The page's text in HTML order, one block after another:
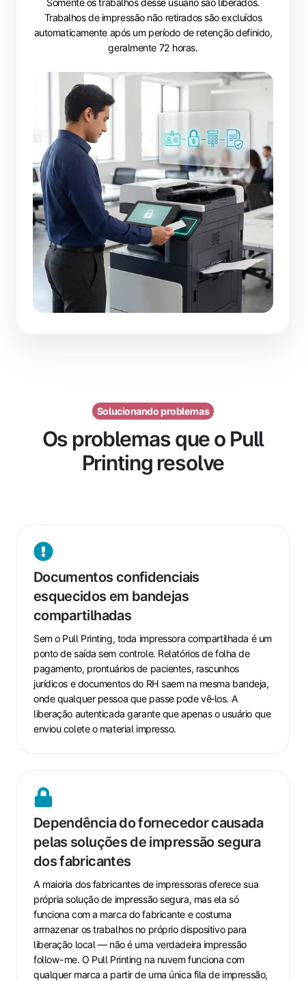
Trabalhos de impressão não retirados são excluídos
automaticamente após um período de retenção definido,
geralmente 72 horas.
Solucionando problemas
Os problemas que o Pull
Printing resolve
Documentos confidenciais
esquecidos em bandejas
compartilhadas
Sem o Pull Printing, toda impressora compartilhada é um
ponto de saída sem controle. Relatórios de folha de
pagamento, prontuários de pacientes, rascunhos
jurídicos e documentos do RH saem na mesma bandeja,
onde qualquer pessoa que passe pode vê‑los. A
liberação autenticada garante que apenas o usuário que
enviou colete o material impresso.
Documentos
confidenciais
esquecidos
em
bandejas
compartilhadas
Dependência do fornecedor causada
pelas soluções de impressão segura
dos fabricantes
A maioria dos fabricantes de impressoras oferece sua
própria solução de impressão segura, mas ela só
funciona com a marca do fabricante e costuma
armazenar os trabalhos no próprio dispositivo para
liberação local — não é uma verdadeira impressão
follow-me. O Pull Printing na nuvem funciona com
qualquer marca a partir de uma única fila de impressão,
Dependência
do
fornecedor
causada
pelas
soluções
de
impressão
segura
dos
fabricantes